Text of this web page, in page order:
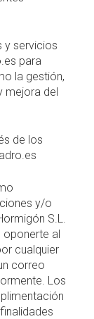
y servicios
para
la gestión,
mejora del
de los
y/o
S.L.
oponerte al
cualquier
correo
Los